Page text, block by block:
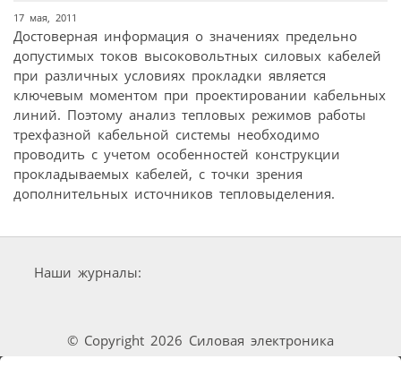
17 мая, 2011
Достоверная информация о значениях предельно
допустимых токов высоковольтных силовых кабелей
при различных условиях прокладки является
ключевым моментом при проектировании кабельных
линий. Поэтому анализ тепловых режимов работы
трехфазной кабельной системы необходимо
проводить с учетом особенностей конструкции
прокладываемых кабелей, с точки зрения
дополнительных источников тепловыделения.
Наши журналы:
© Copyright 2026 Силовая электроника